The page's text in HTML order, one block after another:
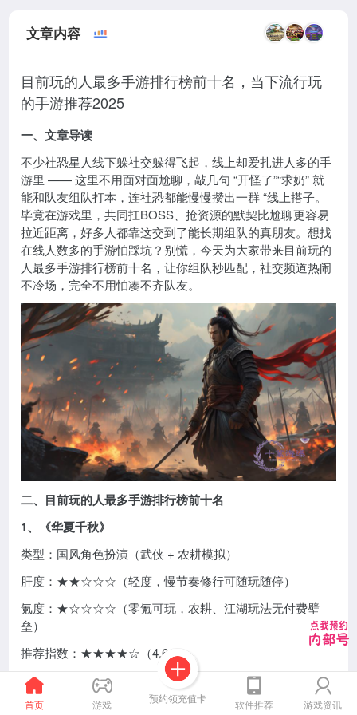
首页 游戏 预约领充值卡 软件推荐 游戏资讯
文章内容
目前玩的人最多手游排行榜前十名，当下流行玩
的手游推荐2025
一、文章导读
不少社恐星人线下躲社交躲得飞起，线上却爱扎进人多的手
游里 —— 这里不用面对面尬聊，敲几句 “开怪了”“求奶” 就
能和队友组队打本，连社恐都能慢慢攒出一群 “线上搭子。
毕竟在游戏里，共同扛BOSS、抢资源的默契比尬聊更容易
拉近距离，好多人都靠这交到了能长期组队的真朋友。想找
在线人数多的手游怕踩坑？别慌，今天为大家带来目前玩的
人最多手游排行榜前十名，让你组队秒匹配，社交频道热闹
不冷场，完全不用怕凑不齐队友。
二、目前玩的人最多手游排行榜前十名
1、《华夏千秋》
类型：国风角色扮演（武侠 + 农耕模拟）
肝度：★★☆☆☆（轻度，慢节奏修行可随玩随停）
氪度：★☆☆☆☆（零氪可玩，农耕、江湖玩法无付费壁
垒）
推荐指数：★★★★☆（4.6/5）
点评：实测下来最戳我的是它把 “江湖快意” 和 “农耕慢活”
揉得特别顺 —— 既能闯江湖打副本，还能扛着锄头开荒种